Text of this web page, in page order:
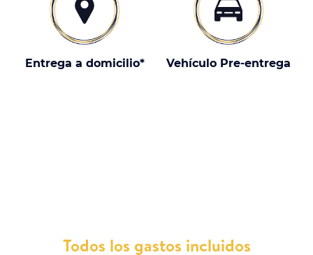
Entrega a domicilio* Vehículo Pre-entrega
Todos los gastos incluidos